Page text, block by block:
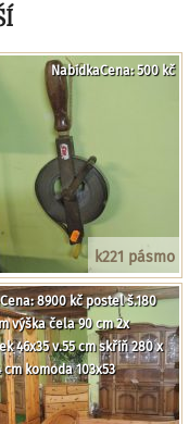
k221 pásmo
NabídkaCena: 500 kč
8900 kč postel š.180
výška čela 90 cm 2x
46x35 v.55 cm skříň 280 x
cm komoda 103x53